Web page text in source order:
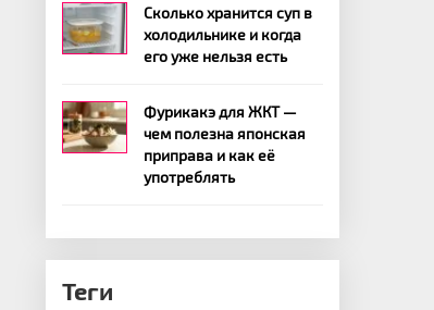
Сколько хранится суп в
холодильнике и когда
его уже нельзя есть
Фурикакэ для ЖКТ —
чем полезна японская
приправа и как её
употреблять
Теги